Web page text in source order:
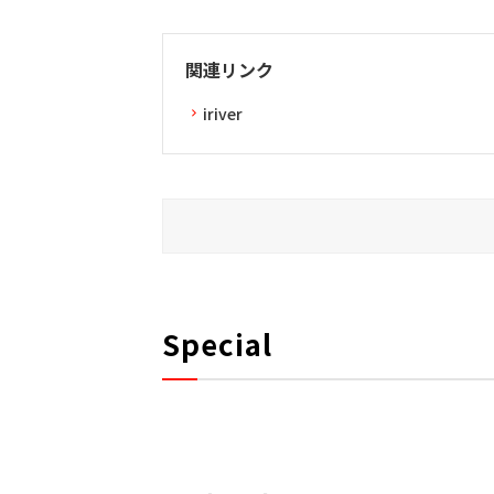
関連リンク
iriver
Special